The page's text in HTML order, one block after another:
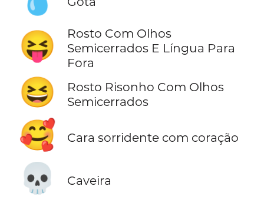
😝
Rosto Com Olhos
Semicerrados E Língua Para
Fora
😆
Rosto Risonho Com Olhos
Semicerrados
🥰 Cara sorridente com coração
💀 Caveira